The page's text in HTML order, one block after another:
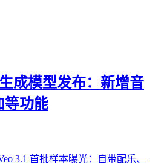
成模型发布：新增音
等功能